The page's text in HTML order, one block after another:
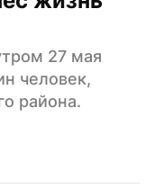
27 мая
человек,
района.